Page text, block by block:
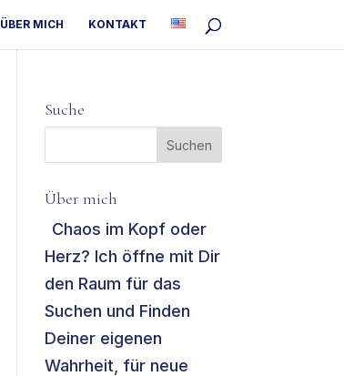
ÜBER MICH KONTAKT
Suche
Über mich
Chaos im Kopf oder
Herz? Ich öffne mit Dir
den Raum für das
Suchen und Finden
Deiner eigenen
Wahrheit, für neue